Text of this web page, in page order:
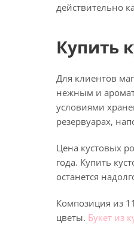
действительно
Купить
Для клиентов
нежным и
условиями
резервуарах,
Цена кустовых
года. Купить
останется
Композиция из
цветы. Букет из